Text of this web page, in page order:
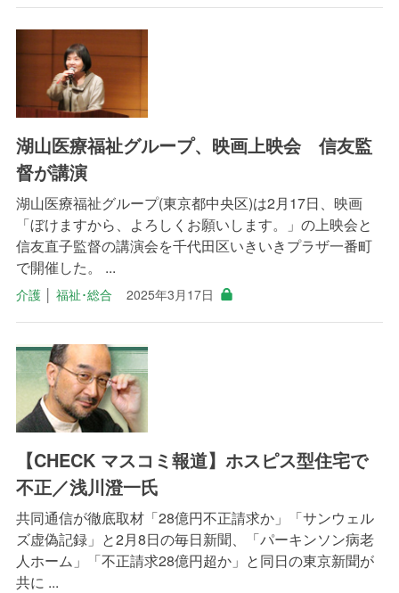
湖山医療福祉グループ、映画上映会 信友監
督が講演
湖山医療福祉グループ(東京都中央区)は2月17日、映画
「ぼけますから、よろしくお願いします。」の上映会と
信友直子監督の講演会を千代田区いきいきプラザ一番町
で開催した。 ...
介護│ 福祉･総合 2025年3月17日
【CHECK マスコミ報道】ホスピス型住宅で
不正／浅川澄一氏
共同通信が徹底取材「28億円不正請求か」「サンウェル
ズ虚偽記録」と2月8日の毎日新聞、「パーキンソン病老
人ホーム」「不正請求28億円超か」と同日の東京新聞が
共に ...